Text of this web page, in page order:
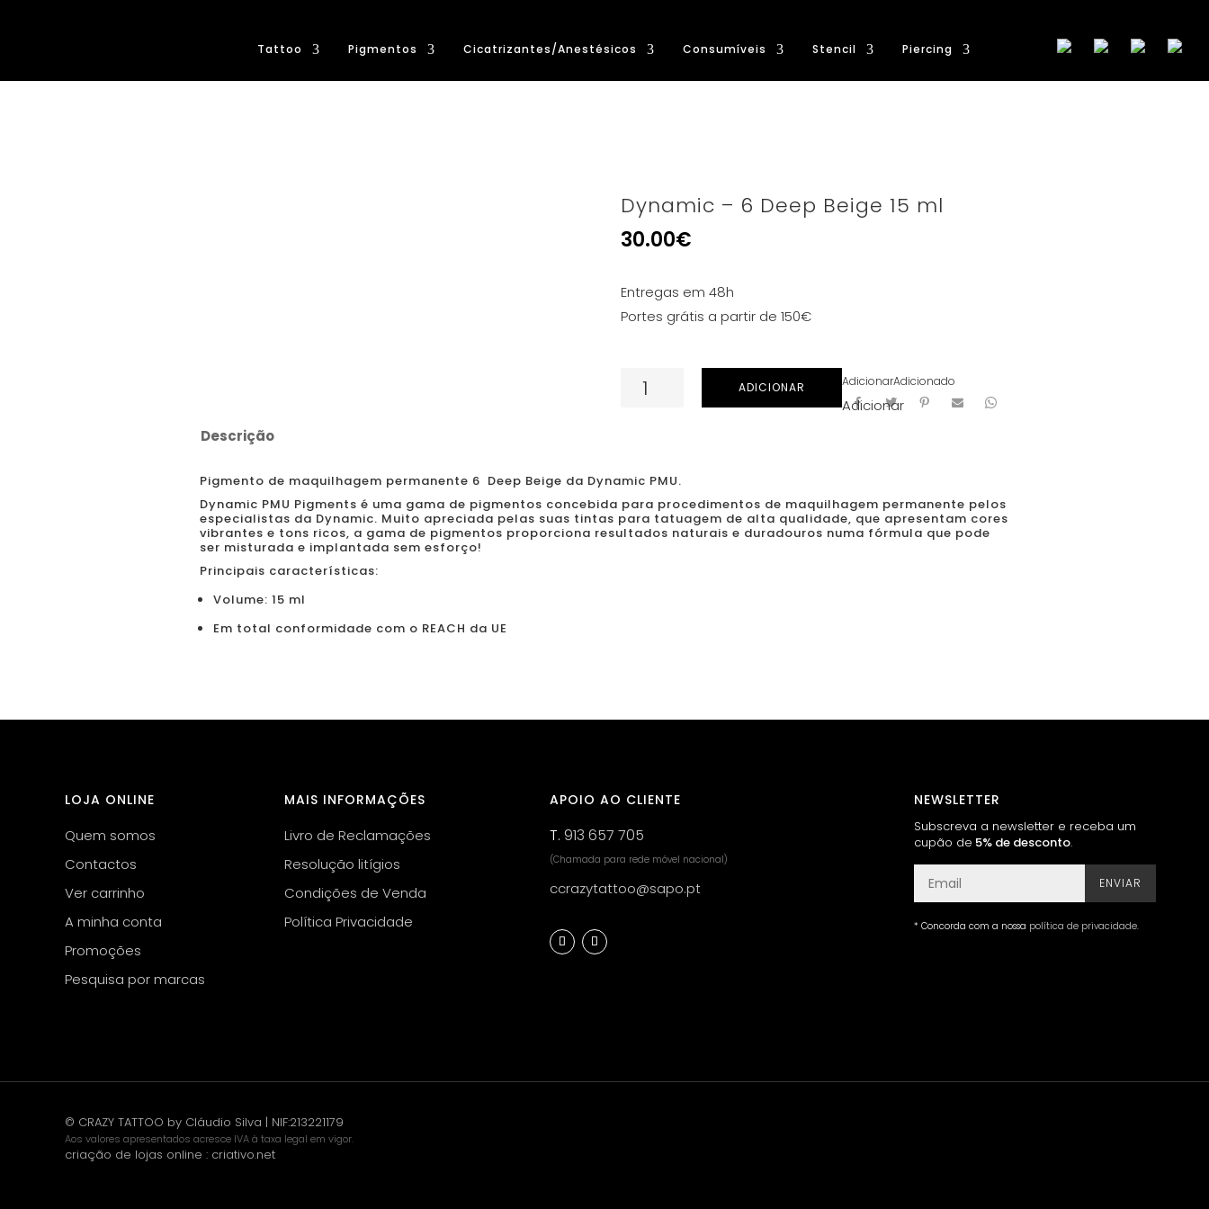
Tattoo Pigmentos Cicatrizantes/Anestésicos Consumíveis Stencil Piercing
Dynamic – 6 Deep Beige 15 ml
30.00€
Entregas em 48h
Portes grátis a partir de 150€
Quantidade
6
Deep
Beige
ADICIONAR AdicionarAdicionado
Adicionar
Descrição
Pigmento de maquilhagem permanente 6 Deep Beige da Dynamic PMU.
Dynamic PMU Pigments é uma gama de pigmentos concebida para procedimentos de maquilhagem permanente pelos
especialistas da Dynamic. Muito apreciada pelas suas tintas para tatuagem de alta qualidade, que apresentam cores
vibrantes e tons ricos, a gama de pigmentos proporciona resultados naturais e duradouros numa fórmula que pode
ser misturada e implantada sem esforço!
Principais características:
Volume: 15 ml
Em total conformidade com o REACH da UE
LOJA ONLINE
Quem somos
Contactos
Ver carrinho
A minha conta
Promoções
Pesquisa por marcas
MAIS INFORMAÇÕES
Livro de Reclamações
Resolução litígios
Condições de Venda
Política Privacidade
APOIO AO CLIENTE
T. 913 657 705
(Chamada para rede móvel nacional)
ccrazytattoo@sapo.pt
NEWSLETTER
Subscreva a newsletter e receba um
cupão de 5% de desconto.
ENVIAR
* Concorda com a nossa política de privacidade.
© CRAZY TATTOO by Cláudio Silva | NIF:213221179
Aos valores apresentados acresce IVA à taxa legal em vigor.
criação de lojas online : criativo.net